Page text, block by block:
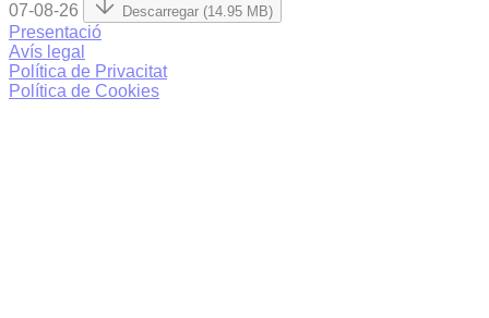
07-08-26 Descarregar (14.95 MB)
Presentació
Avís legal
Política de Privacitat
Política de Cookies